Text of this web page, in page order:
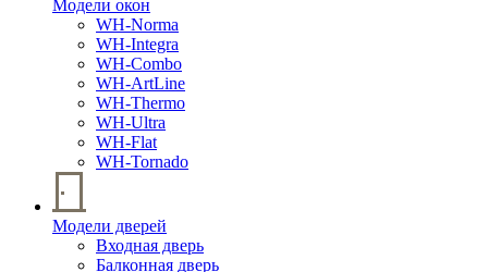
Модели окон
WH-Norma
WH-Integra
WH-Combo
WH-ArtLine
WH-Thermo
WH-Ultra
WH-Flat
WH-Tornado
Модели дверей
Входная дверь
Балконная дверь